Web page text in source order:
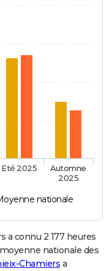
nationale
Eté 2025
Automne
2025
a connu 2 177 heures
nationale des
Chamiers a